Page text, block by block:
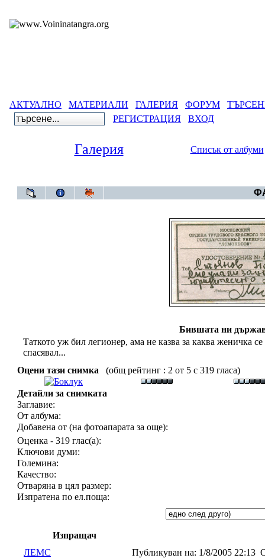
АКТУАЛНО МАТЕРИАЛИ ГАЛЕРИЯ ФОРУМ
РЕГИСТРАЦИЯ
ВХОД
Галерия Списък от албуми
Бившата ни
Таткото уж бил легионер, ама не казва за каква женичка
спасявал...
Оцени тази снимка
(общ рейтинг : 2 от 5 с 319 гласа)
Детайли за снимката
Заглавие:
От албума:
Добавена от (на фотоапарата за още):
Оценка - 319 глас(а):
Ключови думи:
Големина:
Качество:
Отваряна в цял размер:
Изпратена по ел.поща:
Изпращач
ЛЕМС
Публикуван на: 1/8/2005 22:13